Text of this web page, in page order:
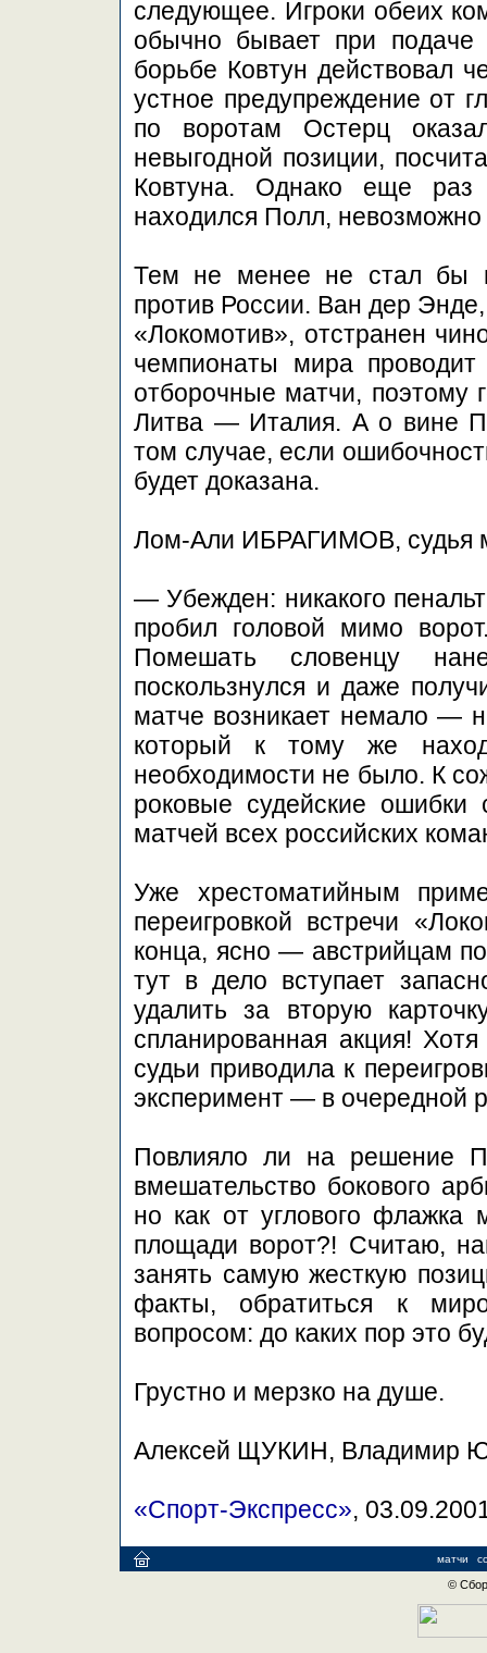
следующее. Игроки обеих
обычно бывает при
борьбе Ковтун действовал
устное предупреждение от
по воротам Остерц
невыгодной позиции,
Ковтуна. Однако еще
находился Полл,
Тем не менее не стал бы
против России. Ван дер
«Локомотив», отстранен
чемпионаты мира
отборочные матчи, поэтому
Литва — Италия. А о вине
том случае, если
будет доказана.
Лом-Али ИБРАГИМОВ, судья
— Убежден: никакого
пробил головой мимо
Помешать словенцу
поскользнулся и даже
матче возникает немало —
который к тому же
необходимости не было. К
роковые судейские ошибки
матчей всех российских
Уже хрестоматийным
переигровкой встречи
конца, ясно — австрийцам
тут в дело вступает
удалить за вторую
спланированная акция!
судьи приводила к
эксперимент — в очередной
Повлияло ли на решение
вмешательство бокового
но как от углового флажка
площади ворот?! Считаю,
занять самую жесткую
факты, обратиться к
вопросом: до каких пор это
Грустно и мерзко на душе.
Алексей ЩУКИН, Владимир
«Спорт-Экспресс»,
матчи
©